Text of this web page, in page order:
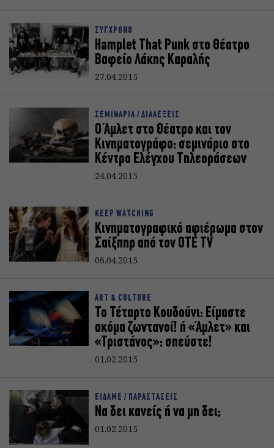
ΣΥΓΧΡΟΝΟ
Hamplet That Punk στο Θέατρο
Βαφείο Λάκης Καραλής
27.04.2015
ΣΕΜΙΝΑΡΙΑ / ΔΙΑΛΕΞΕΙΣ
Ο Άμλετ στο Θέατρο και τον
Κινηματογράφο: σεμινάριο στο
Κέντρο Ελέγχου Τηλεοράσεων
24.04.2015
KEEP WATCHING
Κινηματογραφικό αφιέρωμα στον
Σαίξπηρ από τον OTE TV
06.04.2015
ART & CULTURE
Το Τέταρτο Κουδούνι: Είμαστε
ακόμα ζωντανοί! ή «Άμλετ» και
«Τριστάνος»: σπεύστε!
01.02.2015
ΕΙΔΑΜΕ / ΠΑΡΑΣΤΑΣΕΙΣ
Να δει κανείς ή να μη δει;
01.02.2015